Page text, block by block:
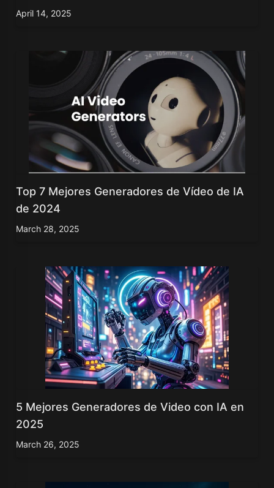
April 14, 2025
Top 7 Mejores Generadores de Vídeo de IA
de 2024
March 28, 2025
5 Mejores Generadores de Video con IA en
2025
March 26, 2025